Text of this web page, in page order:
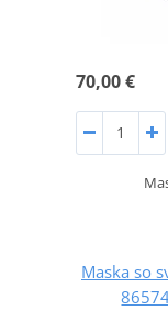
70,00 €
Maska so